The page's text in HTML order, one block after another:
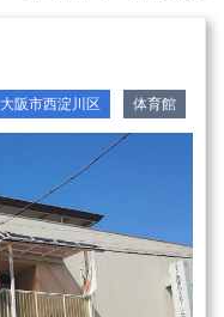
大阪市西淀川区 体育館